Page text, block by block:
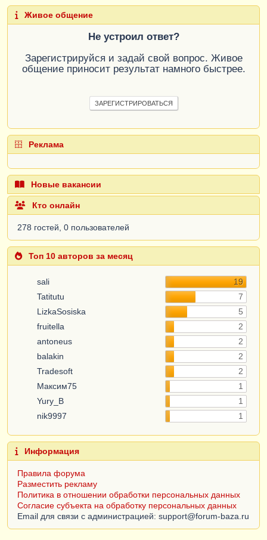
Живое общение
Не устроил ответ?
Зарегистрируйся и задай свой вопрос. Живое
общение приносит результат намного быстрее.
ЗАРЕГИСТРИРОВАТЬСЯ
Реклама
Новые вакансии
Кто онлайн
278 гостей, 0 пользователей
Топ 10 авторов за месяц
sali
19
Tatitutu
7
LizkaSosiska
5
fruitella
2
antoneus
2
balakin
2
Tradesoft
2
Максим75
1
Yury_B
1
nik9997
1
Информация
Правила форума
Разместить рекламу
Политика в отношении обработки персональных данных
Согласие субъекта на обработку персональных данных
Email для связи с администрацией: